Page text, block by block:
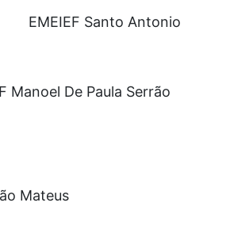
EMEIEF Santo Antonio
Manoel De Paula Serrão
Mateus